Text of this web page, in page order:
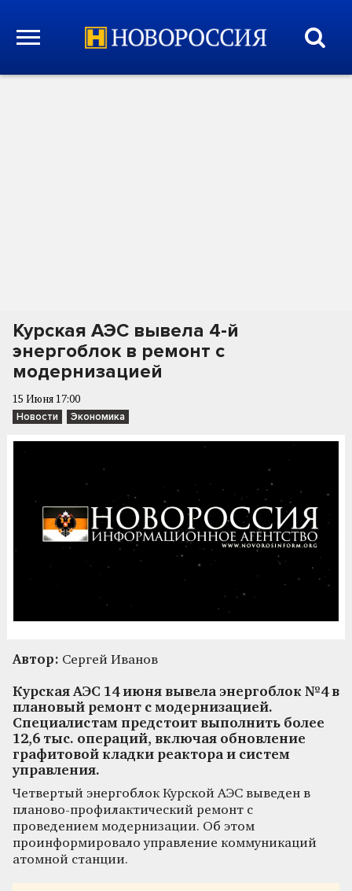
Курская АЭС вывела 4-й
энергоблок в ремонт с
модернизацией
15 Июня 17:00
Новости Экономика
Автор: Сергей Иванов
Курская АЭС 14 июня вывела энергоблок №4 в
плановый ремонт с модернизацией.
Специалистам предстоит выполнить более
12,6 тыс. операций, включая обновление
графитовой кладки реактора и систем
управления.
Четвертый энергоблок Курской АЭС выведен в
планово-профилактический ремонт с
проведением модернизации. Об этом
проинформировало управление коммуникаций
атомной станции.